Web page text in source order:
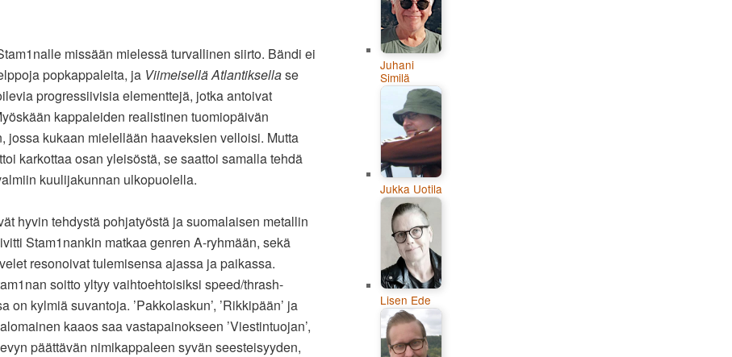
missään mielessä turvallinen siirto. Bändi ei
popkappaleita, ja Viimeisellä Atlantiksellase
progressiivisia elementtejä, jotka antoivat
kappaleiden realistinen tuomiopäivän
jossa kukaan mielellään haaveksien velloisi. Mutta
karkottaa osan yleisöstä, se saattoi samalla tehdä
kuulijakunnan ulkopuolella.
hyvin tehdystä pohjatyöstä ja suomalaisen metallin
Stam1nankin matkaa genren A-ryhmään, sekä
resonoivat tulemisensa ajassa ja paikassa.
soitto yltyy vaihtoehtoisiksi speed/thrash-
on kylmiä suvantoja. ’Pakkolaskun’, ’Rikkipään’ ja
kaaos saa vastapainokseen ’Viestintuojan’,
päättävän nimikappaleen syvän seesteisyyden,
Juhani
Similä
Jukka Uotila
Lisen Ede